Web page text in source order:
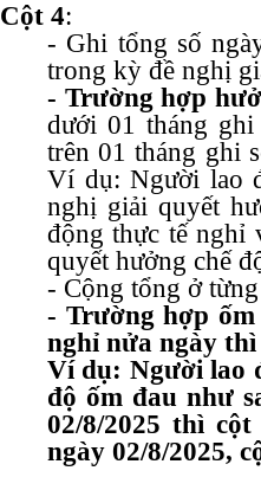
Cột 4:
- Ghi tổng số
trong kỳ đề nghị
- Trường hợp
dưới 01 tháng
trên 01 tháng ghi
Ví dụ: Người lao
nghị giải quyết
động thực tế nghỉ
quyết hưởng chế
- Cộng tổng ở
- Trường hợp
nghỉ nửa ngày
Ví dụ: Người lao
độ ốm đau như
02/8/2025 thì
ngày 02/8/2025,